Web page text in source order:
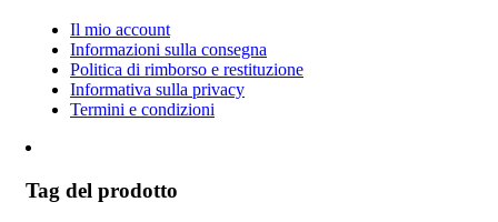
Il mio account
Informazioni sulla consegna
Politica di rimborso e restituzione
Informativa sulla privacy
Termini e condizioni
Tag del prodotto